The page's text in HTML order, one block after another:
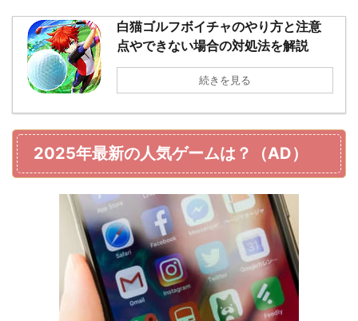
白猫ゴルフボイチャのやり方と注意
点やできない場合の対処法を解説
続きを見る
2025年最新の人気ゲームは？（AD）